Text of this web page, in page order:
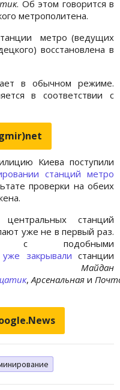
. Об этом говорится в
метрополитена.
метро (ведущих
восстановлена в
в обычном режиме.
в соответствии с
Киева поступили
станций метро
проверки на обеих
станций
уже не в первый раз.
подобными
уже закрывали станции
Майдан
, Арсенальная и